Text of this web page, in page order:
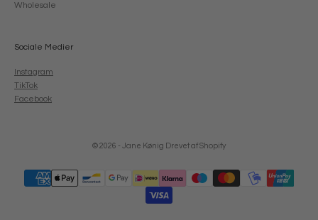
Wholesale
Sociale Medier
Instagram
TikTok
Facebook
© 2026 - Jane Kønig Drevet af Shopify